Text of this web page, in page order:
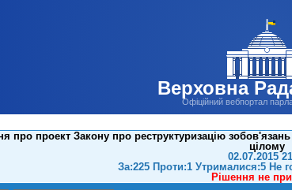
Верховна
Офіційний вебпортал
про проект Закону про реструктуризацію
цілому
02.07.2015
За:225 Проти:1 Утрималися:5 Не
Рішення не